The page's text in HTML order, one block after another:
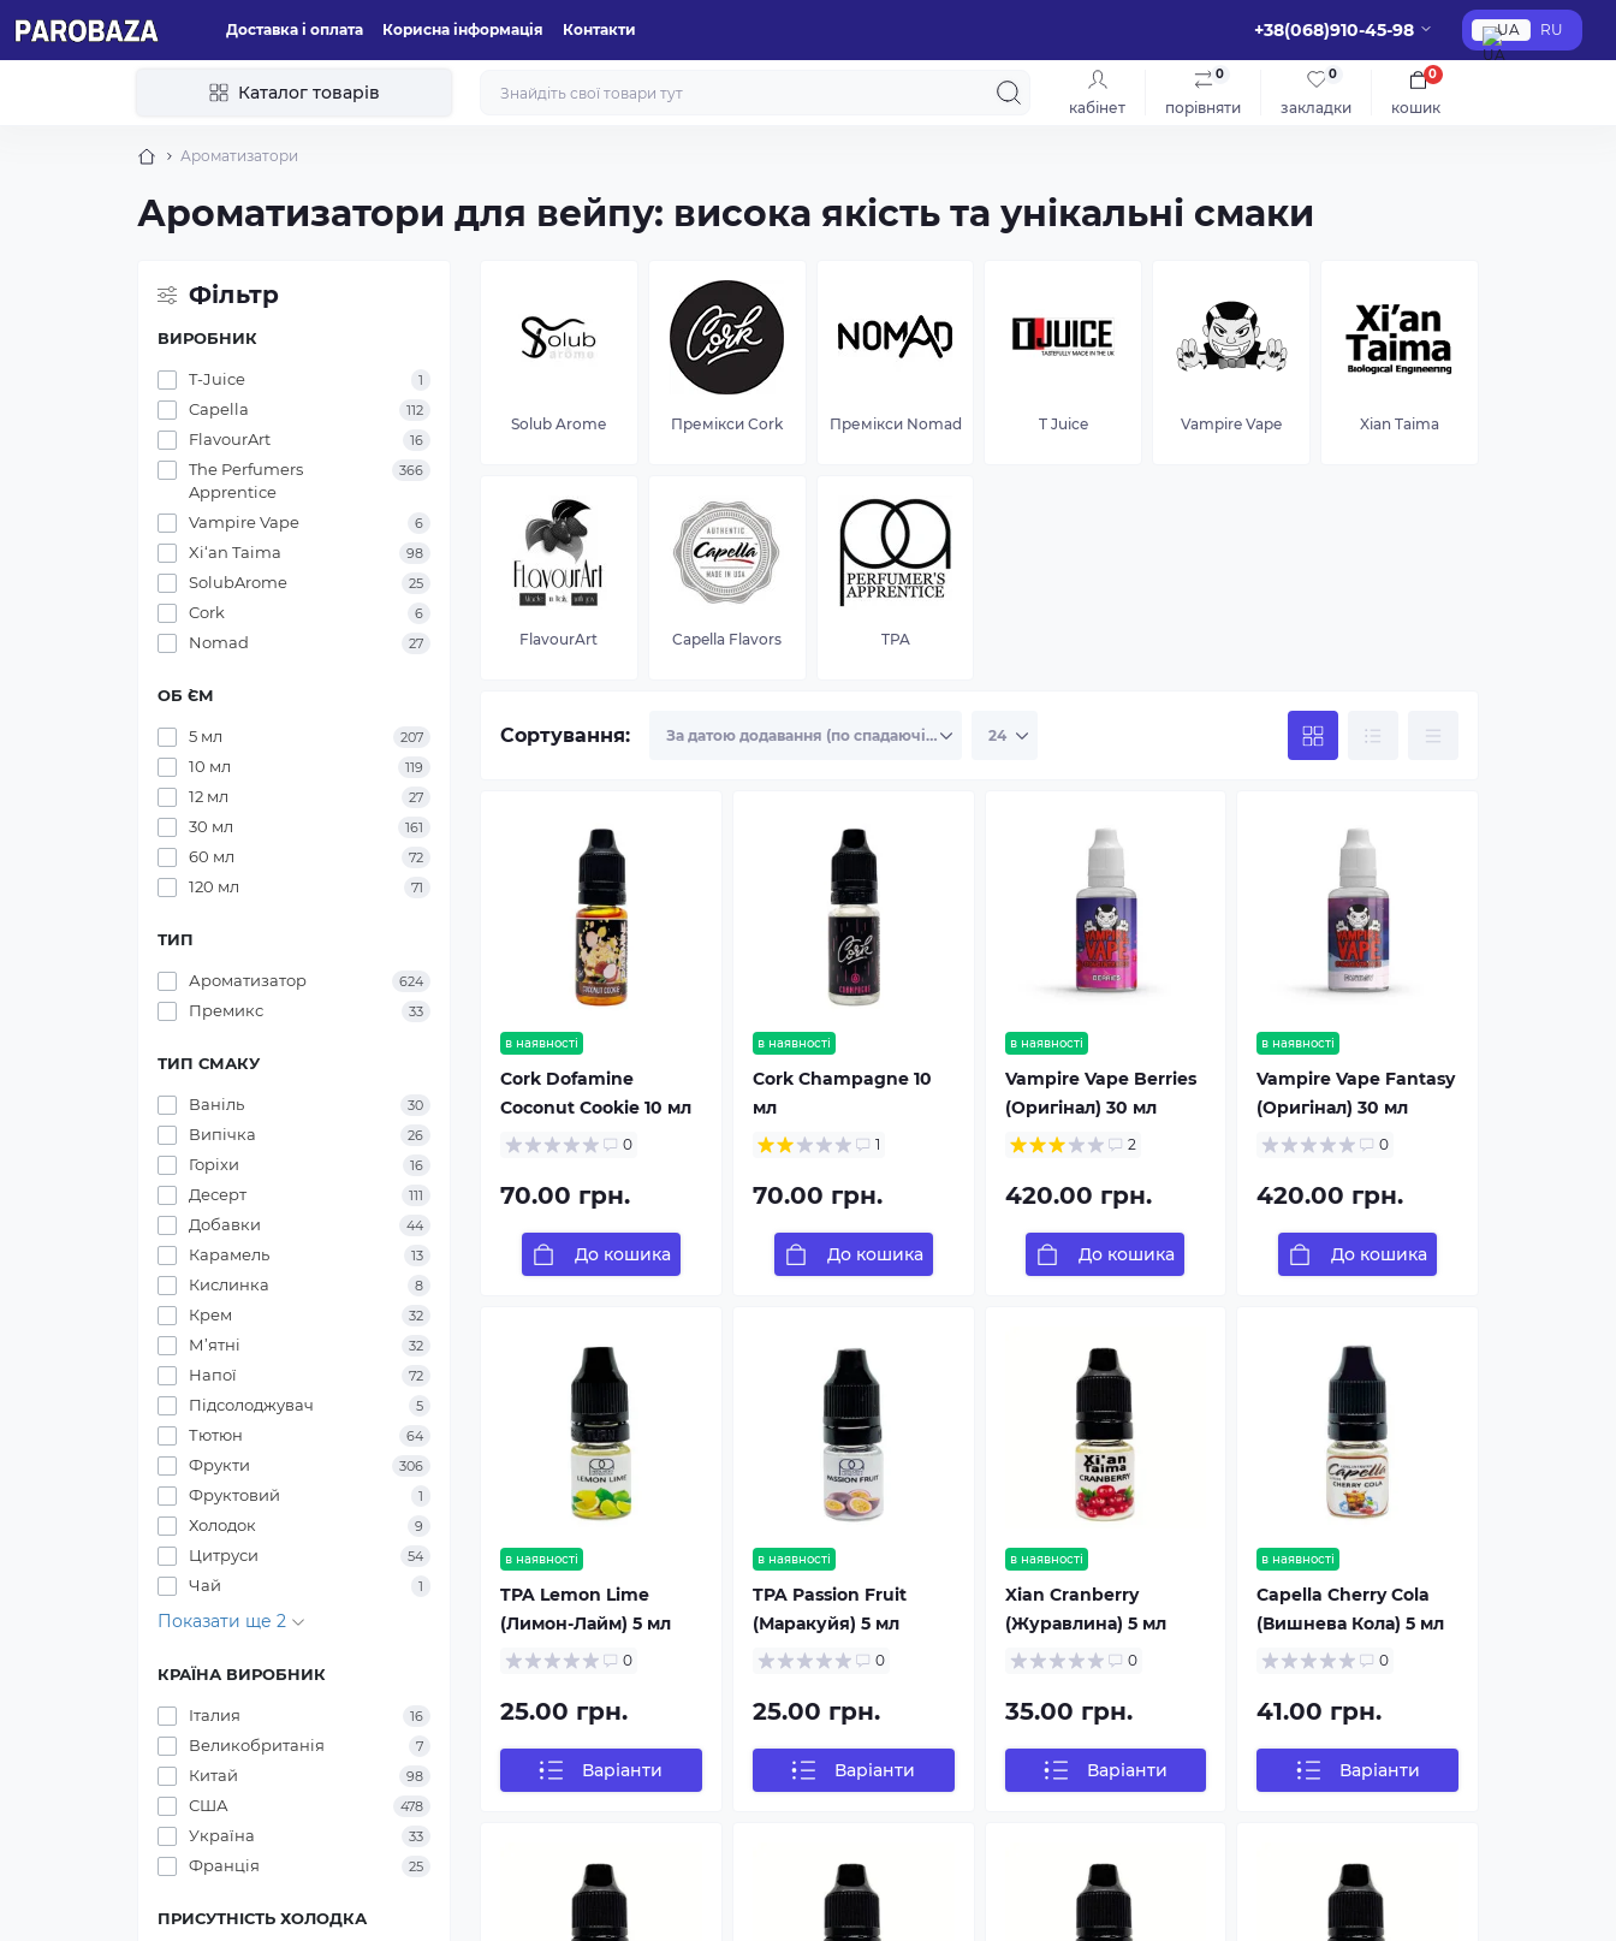
Доставка і оплата Корисна інформація Контакти +38(068)910-45-98 UA RU
Каталог товарів
кабінет порівняти
0
закладки
0
кошик
0
Ароматизатори
Ароматизатори для вейпу: висока якість та унікальні смаки
Фільтр
ВИРОБНИК
T-Juice 1
Capella 112
FlavourArt 16
The Perfumers
Apprentice
366
Vampire Vape 6
Xi‘an Taima 98
SolubArome 25
Cork 6
Nomad 27
ОБ `ЄМ
5 мл 207
10 мл 119
12 мл 27
30 мл 161
60 мл 72
120 мл 71
ТИП
Ароматизатор 624
Премикс 33
ТИП СМАКУ
Ваніль 30
Випічка 26
Горіхи 16
Десерт 111
Добавки 44
Карамель 13
Кислинка 8
Крем 32
М’ятні 32
Напої 72
Підсолоджувач 5
Тютюн 64
Фрукти 306
Фруктовий 1
Холодок 9
Цитруси 54
Чай 1
Показати ще 2
КРАЇНА ВИРОБНИК
Італия 16
Великобританія 7
Китай 98
США 478
Україна 33
Франція 25
ПРИСУТНІСТЬ ХОЛОДКА
Solub Arome Премікси Cork Премікси Nomad T Juice Vampire Vape Xian Taima
FlavourArt Capella Flavors TPA
Сортування:
в наявності
Cork Dofamine
Coconut Cookie 10 мл
0
70.00 грн.
До кошика
в наявності
Cork Champagne 10
мл
1
70.00 грн.
До кошика
в наявності
Vampire Vape Berries
(Оригінал) 30 мл
2
420.00 грн.
До кошика
в наявності
Vampire Vape Fantasy
(Оригінал) 30 мл
0
420.00 грн.
До кошика
в наявності
TPA Lemon Lime
(Лимон-Лайм) 5 мл
0
25.00 грн.
Варіанти
в наявності
TPA Passion Fruit
(Маракуйя) 5 мл
0
25.00 грн.
Варіанти
в наявності
Xian Cranberry
(Журавлина) 5 мл
0
35.00 грн.
Варіанти
в наявності
Capella Cherry Cola
(Вишнева Кола) 5 мл
0
41.00 грн.
Варіанти